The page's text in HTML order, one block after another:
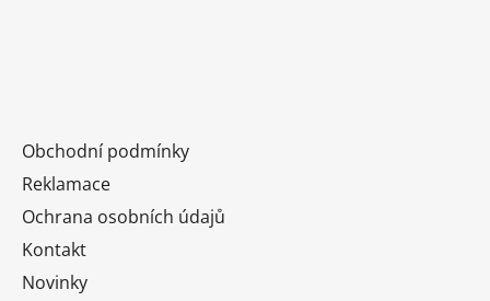
Obchodní podmínky
Reklamace
Ochrana osobních údajů
Kontakt
Novinky